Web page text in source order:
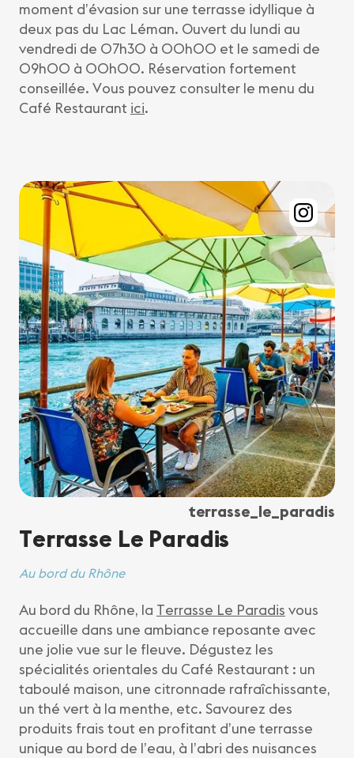
moment d’évasion sur une terrasse idyllique à
deux pas du Lac Léman. Ouvert du lundi au
vendredi de 07h30 à 00h00 et le samedi de
09h00 à 00h00. Réservation fortement
conseillée. Vous pouvez consulter le menu du
Café Restaurant ici.
terrasse_le_paradis
Terrasse Le Paradis
Au bord du Rhône
Au bord du Rhône, la Terrasse Le Paradis vous
accueille dans une ambiance reposante avec
une jolie vue sur le fleuve. Dégustez les
spécialités orientales du Café Restaurant : un
taboulé maison, une citronnade rafraîchissante,
un thé vert à la menthe, etc. Savourez des
produits frais tout en profitant d’une terrasse
unique au bord de l’eau, à l’abri des nuisances